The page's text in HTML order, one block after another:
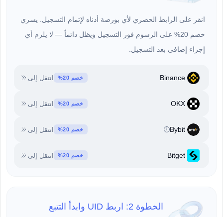
انقر على الرابط الحصري لأي بورصة أدناه لإتمام التسجيل. يسري
خصم 20% على الرسوم فور التسجيل ويظل دائماً — لا يلزم أي
إجراء إضافي بعد التسجيل.
Binance خصم 20% انتقل إلى
OKX خصم 20% انتقل إلى
Bybit
i خصم 20% انتقل إلى
Bitget خصم 20% انتقل إلى
الخطوة 2: اربط UID وابدأ التتبع